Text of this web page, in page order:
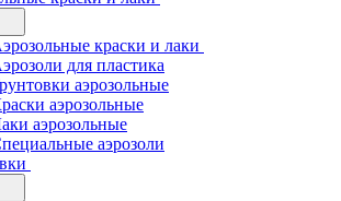
краски и лаки
для пластика
аэрозольные
аэрозольные
аэрозольные
аэрозоли